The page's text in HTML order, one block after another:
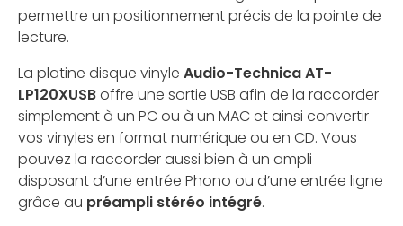
permettre un positionnement précis de la pointe de
lecture.
La platine disque vinyle Audio-Technica AT-
LP120XUSBoffre une sortie USB afin de la raccorder
simplement à un PC ou à un MAC et ainsi convertir
vos vinyles en format numérique ou en CD. Vous
pouvez la raccorder aussi bien à un ampli
disposant d’une entrée Phono ou d’une entrée ligne
grâce au préampli stéréo intégré.